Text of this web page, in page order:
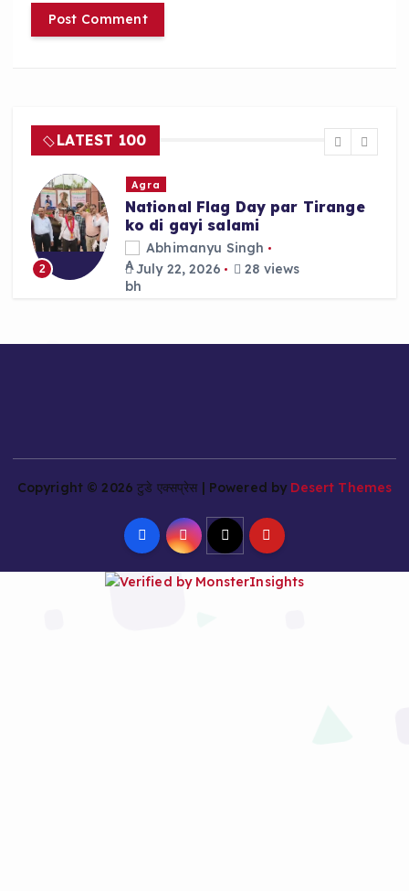
LATEST 100
Agra
Agra mein Akhilesh Yadav ki
Custody ke khilaf SP Workers
ka Late Night Protest
Abhimanyu Singh
July 22, 2026